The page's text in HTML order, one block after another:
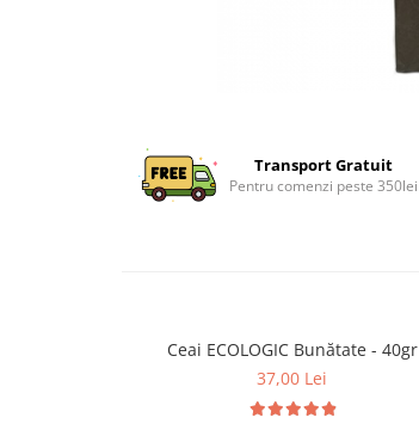
Transport Gratuit
Pentru comenzi peste 350lei
Ceai ECOLOGIC Bunătate - 40gr
37,00 Lei